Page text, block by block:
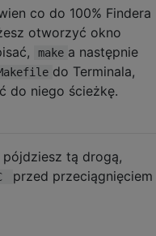
co do 100% Findera
otworzyć okno
make a następnie
do Terminala,
do niego ścieżkę.
pójdziesz tą drogą,
przed przeciągnięciem